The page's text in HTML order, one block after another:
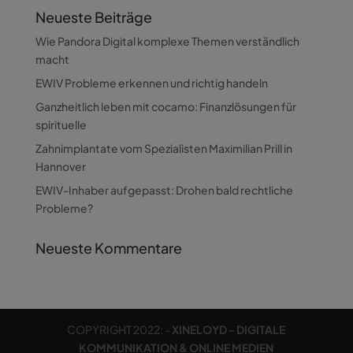
Neueste Beiträge
Wie Pandora Digital komplexe Themen verständlich
macht
EWIV Probleme erkennen und richtig handeln
Ganzheitlich leben mit cocamo: Finanzlösungen für
spirituelle
Zahnimplantate vom Spezialisten Maximilian Prill in
Hannover
EWIV-Inhaber aufgepasst: Drohen bald rechtliche
Probleme?
Neueste Kommentare
COPYRIGHT 2022: - XINELOYD - DIGITALE
KOMMUNIKATION & ONLINE MEDIEN